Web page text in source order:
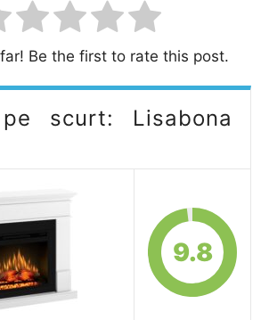
Be the first to rate this post.
scurt: Lisabona
9.8